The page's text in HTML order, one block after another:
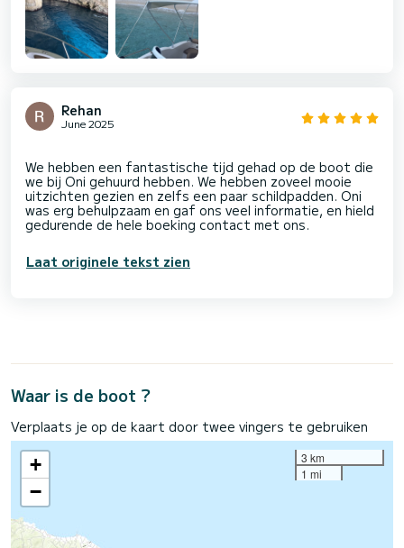
Rehan
June 2025
We hebben een fantastische tijd gehad op de boot die
we bij Oni gehuurd hebben. We hebben zoveel mooie
uitzichten gezien en zelfs een paar schildpadden. Oni
was erg behulpzaam en gaf ons veel informatie, en hield
Laat originele tekst zien
Waar is de boot ?
Verplaats je op de kaart door twee vingers te gebruiken
+
−
3 km
1 mi